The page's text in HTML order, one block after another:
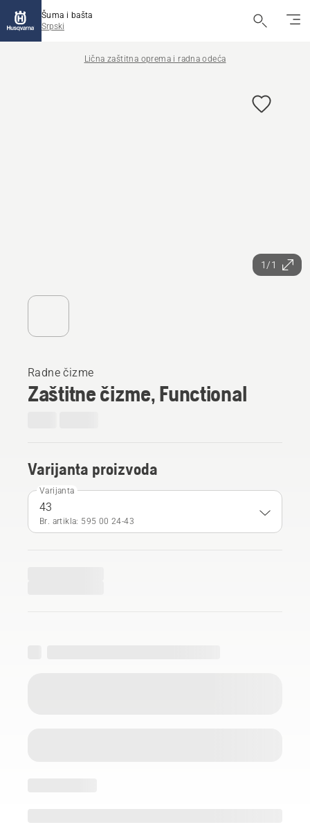
Šuma i bašta
Srpski
Lična zaštitna oprema i radna odeća
1/1
Radne čizme
Zaštitne čizme, Functional
Varijanta proizvoda
Varijanta
43
Br. artikla: 595 00 24‑43